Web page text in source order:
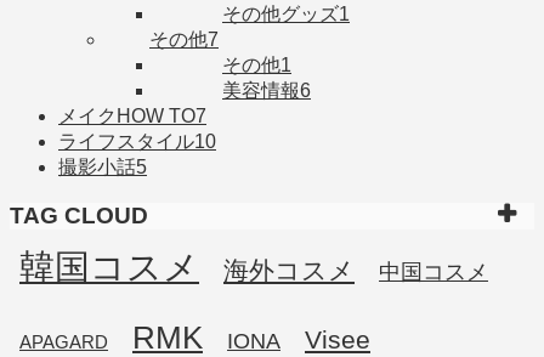
その他グッズ1
その他7
その他1
美容情報6
メイクHOW TO7
ライフスタイル10
撮影小話5
TAG CLOUD
韓国コスメ 海外コスメ 中国コスメ
APAGARD RMK IONA Visee